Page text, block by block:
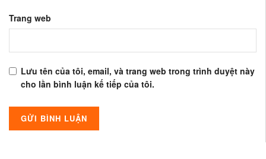
Trang web
Lưu tên của tôi, email, và trang web trong trình duyệt này
cho lần bình luận kế tiếp của tôi.